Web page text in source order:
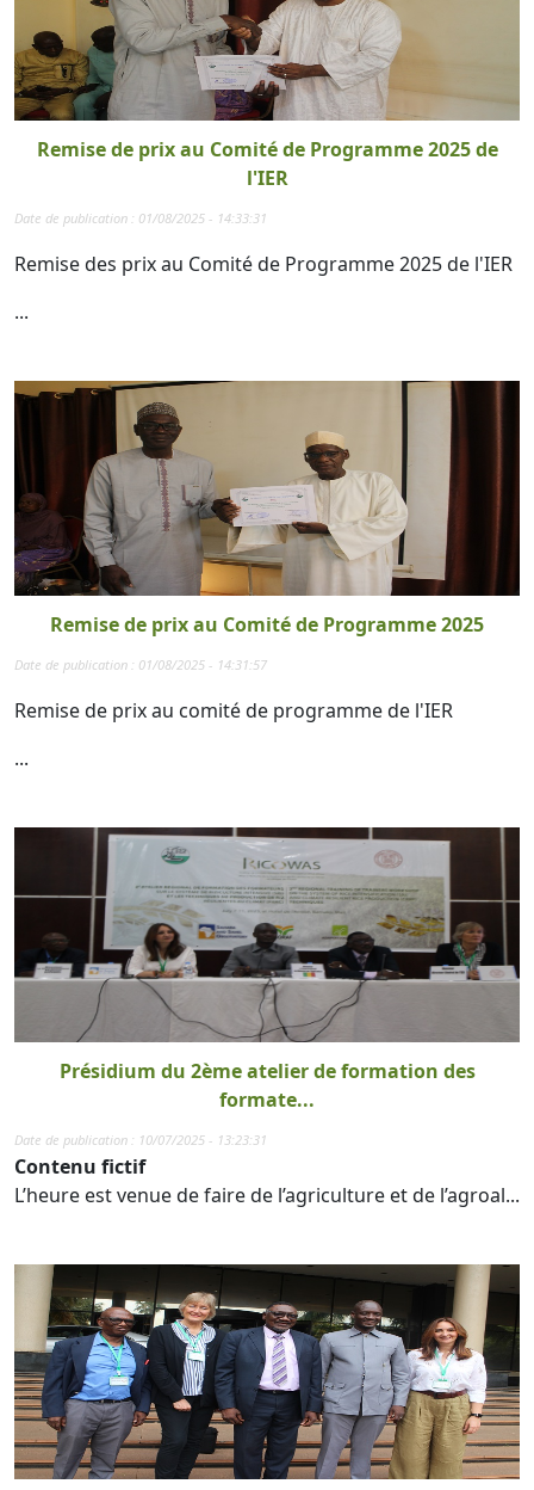
Remise de prix au Comité de Programme 2025 de
l'IER
Date de publication : 01/08/2025 - 14:33:31
Remise des prix au Comité de Programme 2025 de l'IER
...
Remise de prix au Comité de Programme 2025
Date de publication : 01/08/2025 - 14:31:57
Remise de prix au comité de programme de l'IER
...
Présidium du 2ème atelier de formation des
formate...
Date de publication : 10/07/2025 - 13:23:31
Contenu fictif
L’heure est venue de faire de l’agriculture et de l’agroal...